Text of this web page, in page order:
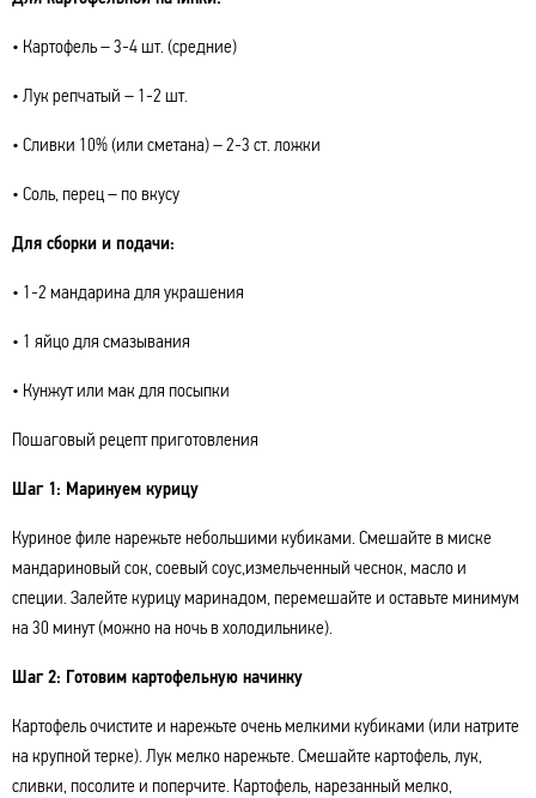
• Картофель – 3-4 шт. (средние)
• Лук репчатый – 1-2 шт.
• Сливки 10% (или сметана) – 2-3 ст. ложки
• Соль, перец – по вкусу
Для сборки и подачи:
• 1-2 мандарина для украшения
• 1 яйцо для смазывания
• Кунжут или мак для посыпки
Пошаговый рецепт приготовления
Шаг 1: Маринуем курицу
Куриное филе нарежьте небольшими кубиками. Смешайте в миске
мандариновый сок, соевый соус,измельченный чеснок, масло и
специи. Залейте курицу маринадом, перемешайте и оставьте минимум
на 30 минут (можно на ночь в холодильнике).
Шаг 2: Готовим картофельную начинку
Картофель очистите и нарежьте очень мелкими кубиками (или натрите
на крупной терке). Лук мелко нарежьте. Смешайте картофель, лук,
сливки, посолите и поперчите. Картофель, нарезанный мелко,